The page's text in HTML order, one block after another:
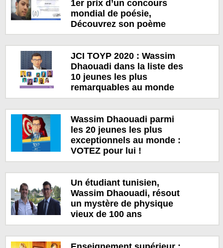
1er prix d’un concours
mondial de poésie,
Découvrez son poème
JCI TOYP 2020 : Wassim
Dhaouadi dans la liste des
10 jeunes les plus
remarquables au monde
Wassim Dhaouadi parmi
les 20 jeunes les plus
exceptionnels au monde :
VOTEZ pour lui !
Un étudiant tunisien,
Wassim Dhaouadi, résout
un mystère de physique
vieux de 100 ans